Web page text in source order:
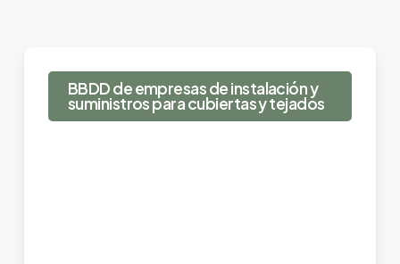
BBDD de empresas de instalación y
suministros para cubiertas y tejados